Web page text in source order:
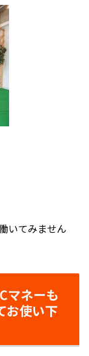
いてみません
マネーも
お使い下